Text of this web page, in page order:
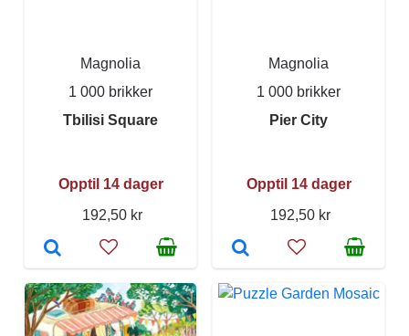
Magnolia
1 000 brikker
Tbilisi Square
Opptil 14 dager
192,50 kr
Magnolia
1 000 brikker
Pier City
Opptil 14 dager
192,50 kr